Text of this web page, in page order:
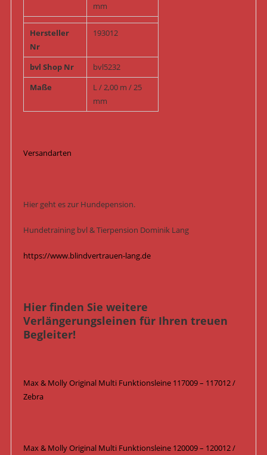
mm
Hersteller
Nr
193012
bvl Shop Nr
bvl5232
Maße
L / 2,00 m / 25
mm
Versandarten
Hier geht es zur Hundepension.
Hundetraining bvl & Tierpension Dominik Lang
https://www.blindvertrauen-lang.de
Hier finden Sie weitere
Verlängerungsleinen für Ihren treuen
Begleiter!
Max & Molly Original Multi Funktionsleine 117009 – 117012 /
Zebra
Max & Molly Original Multi Funktionsleine 120009 – 120012 /